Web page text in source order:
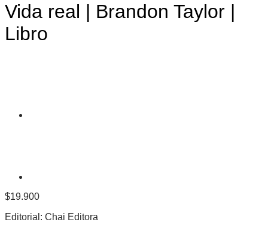
Vida real | Brandon Taylor |
Libro
$19.900
Editorial: Chai Editora